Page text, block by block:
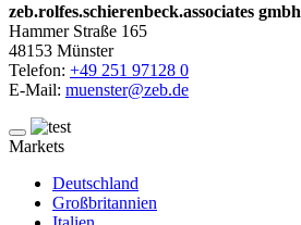
zeb.rolfes.schierenbeck.associates gmbh
Hammer Straße 165
48153 Münster
Telefon: +49 251 97128 0
E-Mail: muenster@zeb.de
Markets
Deutschland
Großbritannien